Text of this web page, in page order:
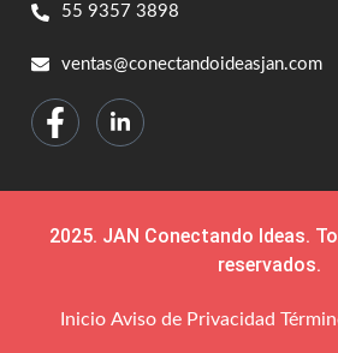
55 9357 3898
ventas@conectandoideasjan.com
2025. JAN Conectando Ideas.
reservados.
Inicio Aviso de Privacidad